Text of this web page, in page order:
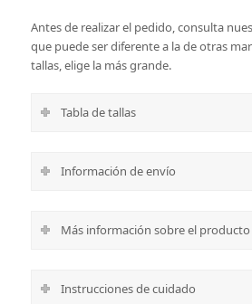
Antes de realizar el pedido, consulta
que puede ser diferente a la de otras
tallas, elige la más grande.
Tabla de tallas
Información de envío
Más información sobre el producto
Instrucciones de cuidado